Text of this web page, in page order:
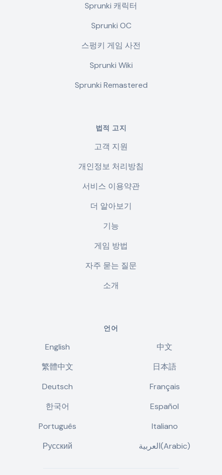
Sprunki 캐릭터
Sprunki OC
스펑키 게임 사전
Sprunki Wiki
Sprunki Remastered
법적 고지
고객 지원
개인정보 처리방침
서비스 이용약관
더 알아보기
기능
게임 방법
자주 묻는 질문
소개
언어
English
中文
繁體中文
日本語
Deutsch
Français
한국어
Español
Português
Italiano
Русский
العربية(Arabic)